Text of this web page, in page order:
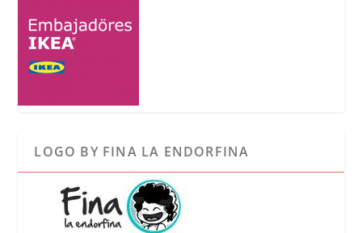
LOGO BY FINA LA ENDORFINA